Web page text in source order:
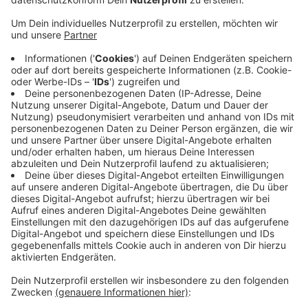
zur Talsperre.
Veröffentlicht:Mittwoch, 18.03.2026 06:37
Anzeige
In der Vergangenheit haben oft falsch parkende Autos
den Weg versperrt. Ein neues Parkverbots-Schild soll
das ab jetzt verhindern. Darüber hinaus ist die Dhünn
ein beliebtes Ausflugsziel für Wanderer und Besucher
der Dauerausstellung Aqualon, darunter viele
Schulklassen. Um die zu schützen, wurden auf dem
Betriebshof Lindscheid Markierungen angebracht, die
für mehr Platz und Sicherheit der Fußgänger sorgen.
Anzeige